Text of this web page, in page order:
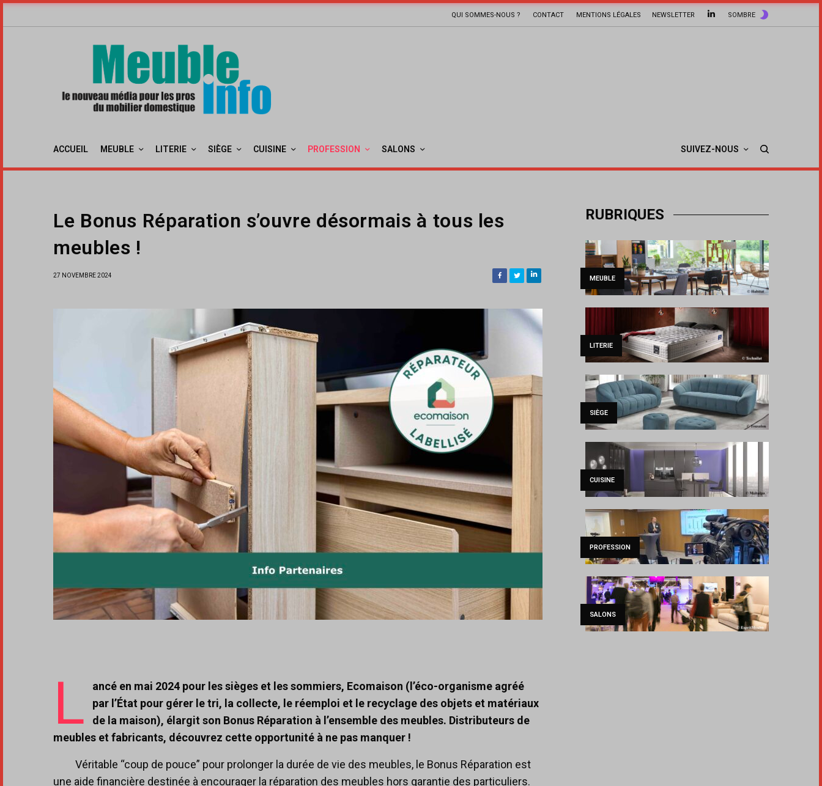
QUI SOMMES-NOUS ? CONTACT MENTIONS LÉGALES NEWSLETTER SOMBRE
ACCUEIL MEUBLE LITERIE SIÈGE CUISINE PROFESSION SALONS SUIVEZ-NOUS
Le Bonus Réparation s’ouvre désormais à tous les
meubles !
27 NOVEMBRE 2024
L
ancé en mai 2024 pour les sièges et les sommiers, Ecomaison (l’éco-organisme agréé
par l’État pour gérer le tri, la collecte, le réemploi et le recyclage des objets et matériaux
de la maison), élargit son Bonus Réparation à l’ensemble des meubles. Distributeurs de
meubles et fabricants, découvrez cette opportunité à ne pas manquer !
Véritable “coup de pouce” pour prolonger la durée de vie des meubles, le Bonus Réparation est
une aide financière destinée à encourager la réparation des meubles hors garantie des particuliers.
RUBRIQUES
MEUBLE
LITERIE
SIÈGE
CUISINE
PROFESSION
SALONS